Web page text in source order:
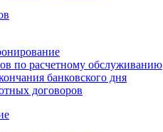
по расчетному обслуживанию
банковского дня
договоров